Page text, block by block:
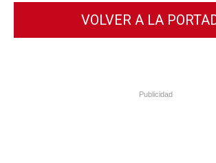
VOLVER A LA
Publicidad